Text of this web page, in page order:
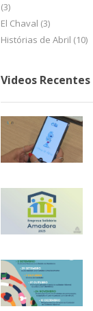
(3)
El Chaval (3)
Histórias de Abril (10)
Videos Recentes